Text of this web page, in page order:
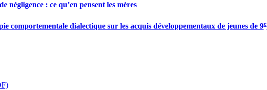
négligence : ce qu’en pensent les mères
comportementale dialectique sur les acquis développementaux de jeunes de 9e